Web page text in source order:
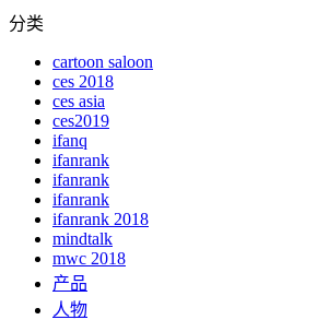
分类
cartoon saloon
ces 2018
ces asia
ces2019
ifanq
ifanrank
ifanrank
ifanrank
ifanrank 2018
mindtalk
mwc 2018
产品
人物